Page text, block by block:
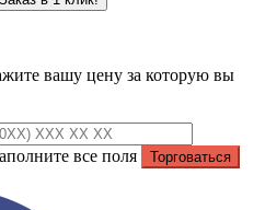
вашу цену за которую вы
все поля